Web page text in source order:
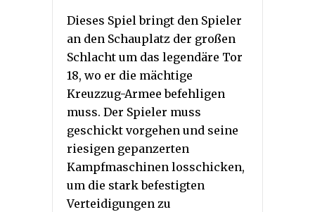
Dieses Spiel bringt den Spieler
an den Schauplatz der großen
Schlacht um das legendäre Tor
18, wo er die mächtige
Kreuzzug-Armee befehligen
muss. Der Spieler muss
geschickt vorgehen und seine
riesigen gepanzerten
Kampfmaschinen losschicken,
um die stark befestigten
Verteidigungen zu